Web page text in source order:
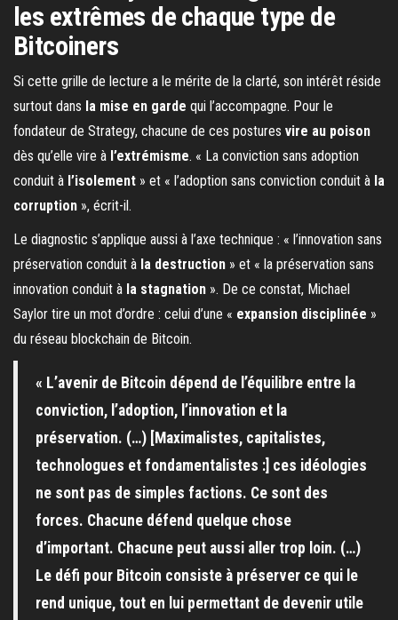
les extrêmes de chaque type de
Bitcoiners
Si cette grille de lecture a le mérite de la clarté, son intérêt réside
surtout dans la mise en garde qui l’accompagne. Pour le
fondateur de Strategy, chacune de ces postures vire au poison
dès qu’elle vire à l’extrémisme. « La conviction sans adoption
conduit à l’isolement » et « l’adoption sans conviction conduit à la
corruption », écrit-il.
Le diagnostic s’applique aussi à l’axe technique : « l’innovation sans
préservation conduit à la destruction » et « la préservation sans
innovation conduit à la stagnation ». De ce constat, Michael
Saylor tire un mot d’ordre : celui d’une « expansion disciplinée »
du réseau blockchain de Bitcoin.
« L’avenir de Bitcoin dépend de l’équilibre entre la
conviction, l’adoption, l’innovation et la
préservation. (…) [Maximalistes, capitalistes,
technologues et fondamentalistes :] ces idéologies
ne sont pas de simples factions. Ce sont des
forces. Chacune défend quelque chose
d’important. Chacune peut aussi aller trop loin. (…)
Le défi pour Bitcoin consiste à préserver ce qui le
rend unique, tout en lui permettant de devenir utile